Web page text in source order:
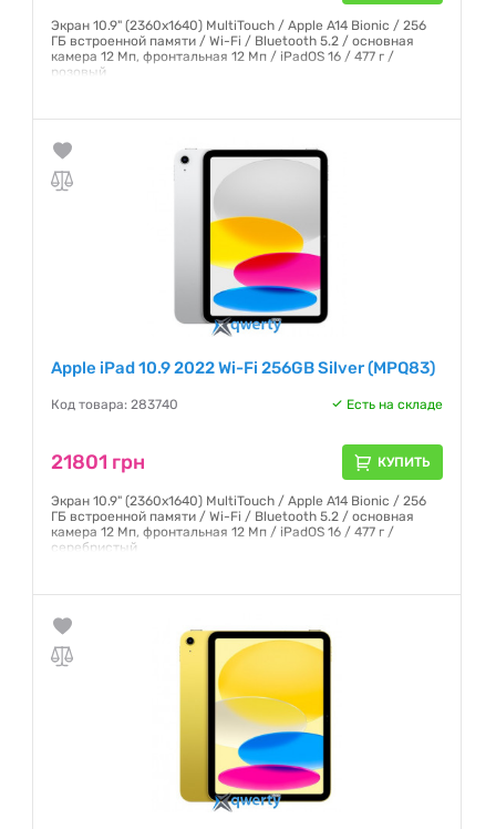
Экран 10.9" (2360x1640) MultiTouch / Apple A14 Bionic / 256
ГБ встроенной памяти / Wi-Fi / Bluetooth 5.2 / основная
камера 12 Мп, фронтальная 12 Мп / iPadOS 16 / 477 г /
розовый
Apple iPad 10.9 2022 Wi-Fi 256GB Silver (MPQ83)
Код товара: 283740 Есть на складе
21801 грн КУПИТЬ
Экран 10.9" (2360x1640) MultiTouch / Apple A14 Bionic / 256
ГБ встроенной памяти / Wi-Fi / Bluetooth 5.2 / основная
камера 12 Мп, фронтальная 12 Мп / iPadOS 16 / 477 г /
серебристый